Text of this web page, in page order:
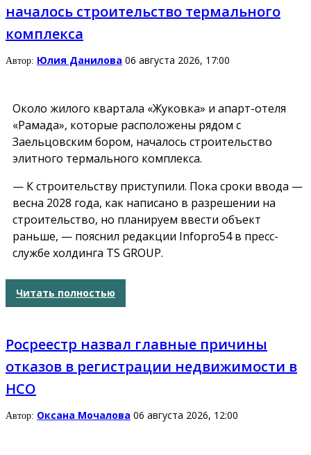
началось строительство термального
комплекса
Автор: Юлия Данилова 06 августа 2026, 17:00
Около жилого квартала «Жуковка» и апарт-отеля
«Рамада», которые расположены рядом с
Заельцовским бором, началось строительство
элитного термального комплекса.
— К строительству приступили. Пока сроки ввода —
весна 2028 года, как написано в разрешении на
строительство, но планируем ввести объект
раньше, — пояснил редакции Infopro54 в пресс-
службе холдинга TS GROUP.
Читать полностью
Росреестр назвал главные причины
отказов в регистрации недвижимости в
НСО
Автор: Оксана Мочалова 06 августа 2026, 12:00